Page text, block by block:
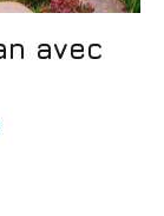
avec